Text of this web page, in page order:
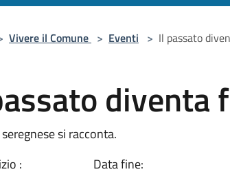
Vivere il Comune > Eventi > Il passato
diventa
si racconta.
:
Data fine: